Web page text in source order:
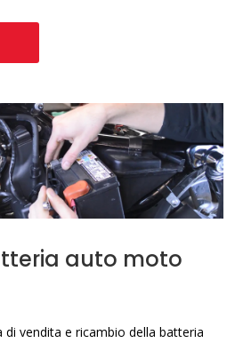
auto moto
di vendita e ricambio della batteria